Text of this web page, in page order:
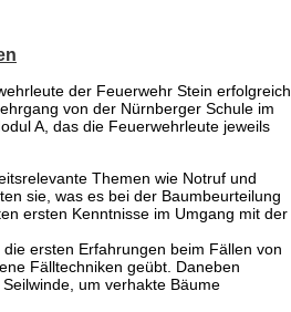
der Feuerwehr Stein erfolgreich
von der Nürnberger Schule im
A, das die Feuerwehrleute jeweils
Themen wie Notruf und
sie, was es bei der Baumbeurteilung
ersten Kenntnisse im Umgang mit der
ersten Erfahrungen beim Fällen von
Fälltechniken geübt. Daneben
um verhakte Bäume